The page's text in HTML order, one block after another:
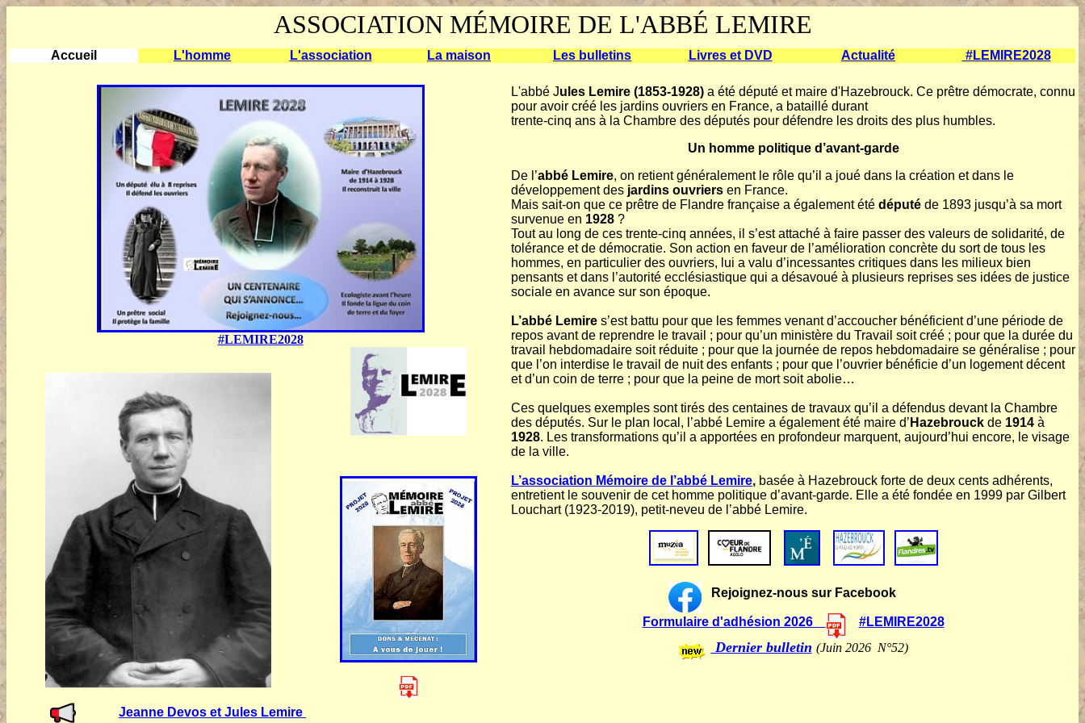
ASSOCIATION MÉMOIRE DE L'ABBÉ LEMIRE
Accueil L'homme L'association La maison Les bulletins Livres et DVD Actualité #LEMIRE2028
#LEMIRE2028
Jeanne Devos et Jules Lemire
L'abbé Jules Lemire (1853-1928) a été député et maire d'Hazebrouck. Ce prêtre démocrate, connu
pour avoir créé les jardins ouvriers en France, a bataillé durant
trente-cinq ans à la Chambre des députés pour défendre les droits des plus humbles.
Un homme politique d’avant-garde
De l’abbé Lemire, on retient généralement le rôle qu’il a joué dans la création et dans le
développement des jardins ouvriers en France.
Mais sait-on que ce prêtre de Flandre française a également été député de 1893 jusqu’à sa mort
survenue en 1928 ?
Tout au long de ces trente-cinq années, il s’est attaché à faire passer des valeurs de solidarité, de
tolérance et de démocratie. Son action en faveur de l’amélioration concrète du sort de tous les
hommes, en particulier des ouvriers, lui a valu d’incessantes critiques dans les milieux bien
pensants et dans l’autorité ecclésiastique qui a désavoué à plusieurs reprises ses idées de justice
sociale en avance sur son époque.
L’abbé Lemire s’est battu pour que les femmes venant d’accoucher bénéficient d’une période de
repos avant de reprendre le travail ; pour qu’un ministère du Travail soit créé ; pour que la durée du
travail hebdomadaire soit réduite ; pour que la journée de repos hebdomadaire se généralise ; pour
que l’on interdise le travail de nuit des enfants ; pour que l’ouvrier bénéficie d’un logement décent
et d’un coin de terre ; pour que la peine de mort soit abolie…
Ces quelques exemples sont tirés des centaines de travaux qu’il a défendus devant la Chambre
des députés. Sur le plan local, l’abbé Lemire a également été maire d’ Hazebrouck de 1914 à
1928. Les transformations qu’il a apportées en profondeur marquent, aujourd’hui encore, le visage
de la ville.
L’association Mémoire de l’abbé Lemire, basée à Hazebrouck forte de deux cents adhérents,
entretient le souvenir de cet homme politique d’avant-garde. Elle a été fondée en 1999 par Gilbert
Louchart (1923-2019), petit-neveu de l’abbé Lemire.
Rejoignez-nous sur Facebook
Formulaire d'adhésion 2026 #LEMIRE2028
Dernier bulletin (Juin 2026 N°52)